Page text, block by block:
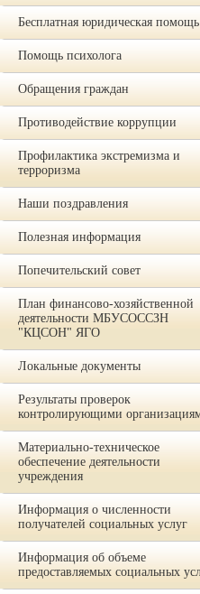
Бесплатная юридическая помощь
Помощь психолога
Обращения граждан
Противодействие коррупции
Профилактика экстремизма и
терроризма
Наши поздравления
Полезная информация
Попечительский совет
План финансово-хозяйственной
деятельности МБУСОССЗН
"КЦСОН" ЯГО
Локальные документы
Результаты проверок
контролирующими
Материально-техническое
обеспечение деятельности
учреждения
Информация о численности
получателей социальных услуг
Информация об объеме
предоставляемых социальных